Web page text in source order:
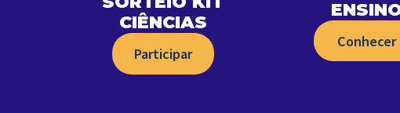
CIÊNCIAS
Participar
Conhecer